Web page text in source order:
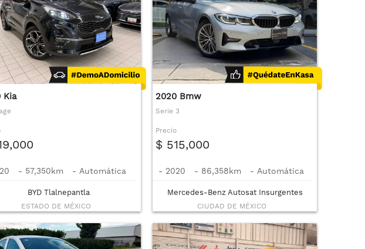
Kia
- 57,350km - Automática
BYD Tlalnepantla
ESTADO DE MÉXICO
2020 Bmw
Serie 3
Precio
$ 515,000
- 2020 - 86,358km - Automática
Mercedes-Benz Autosat Insurgentes
CIUDAD DE MÉXICO